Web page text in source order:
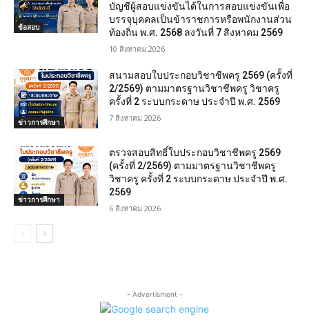
ข้อสอบ
บัญชีผู้สอบแข่งขันได้ในการสอบแข่งขันเพื่อ
บรรจุบุคคลเป็นข้าราชการหรือพนักงานส่วน
ท้องถิ่น พ.ศ. 2568 ลงวันที่ 7 สิงหาคม 2569
10 สิงหาคม 2026
ข่าวการศึกษา
สนามสอบใบประกอบวิชาชีพครู 2569 (ครั้งที่
2/2569) ตามมาตรฐานวิชาชีพครู วิชาครู
ครั้งที่ 2 ระบบกระดาษ ประจำปี พ.ศ. 2569
7 สิงหาคม 2026
ข่าวการศึกษา
ตรวจสอบสิทธิ์ใบประกอบวิชาชีพครู 2569
(ครั้งที่ 2/2569) ตามมาตรฐานวิชาชีพครู
วิชาครู ครั้งที่ 2 ระบบกระดาษ ประจำปี พ.ศ.
2569
6 สิงหาคม 2026
- Advertisment -